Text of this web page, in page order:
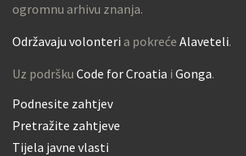
ogromnu arhivu znanja.
Održavaju volonteri a pokreće Alaveteli.
Uz podršku Code for Croatia i Gonga.
Podnesite zahtjev
Pretražite zahtjeve
Tijela javne vlasti